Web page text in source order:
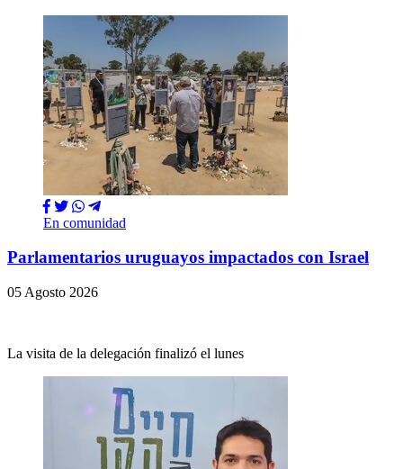
En comunidad
Parlamentarios uruguayos impactados con Israel
05 Agosto 2026
La visita de la delegación finalizó el lunes